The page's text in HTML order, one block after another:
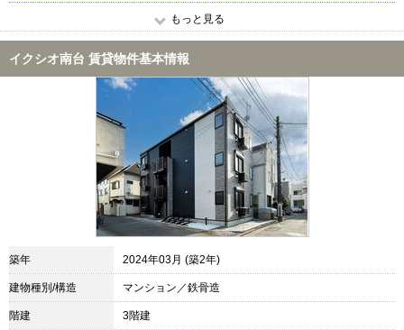
もっと見る
イクシオ南台 賃貸物件基本情報
築年 2024年03月 (築2年)
建物種別/構造 マンション／鉄骨造
階建 3階建